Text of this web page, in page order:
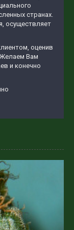
странах.
осуществляет
оценив
Желаем Вам
и конечно